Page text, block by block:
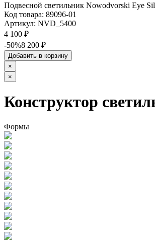
Подвесной светильник Nowodvorski Eye
Код товара: 89096-01
Артикул: NVD_5400
4 100 ₽
-50%8 200 ₽
Добавить в корзину
×
×
Конструктор
Формы